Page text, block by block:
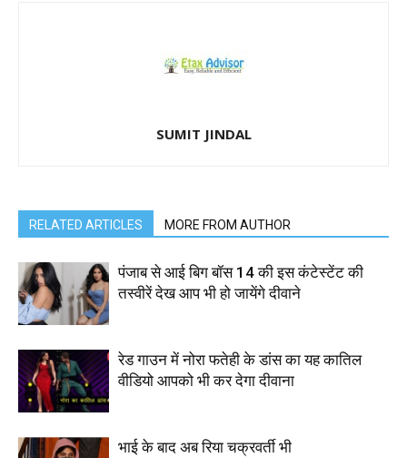
SUMIT JINDAL
RELATED ARTICLES MORE FROM AUTHOR
पंजाब से आई बिग बॉस 14 की इस कंटेस्टेंट की
तस्वीरें देख आप भी हो जायेंगे दीवाने
रेड गाउन में नोरा फतेही के डांस का यह कातिल
वीडियो आपको भी कर देगा दीवाना
भाई के बाद अब रिया चक्रवर्ती भी